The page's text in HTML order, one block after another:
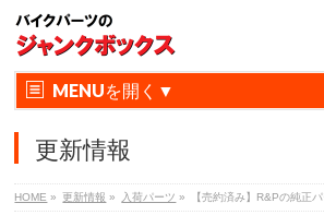
MENU
更新情報
HOME » 更新情報 » 入荷パーツ » 【売約済み】R&Pの純正